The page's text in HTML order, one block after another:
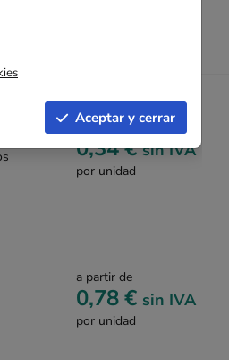
a partir de
0,34 €sin IVA
por unidad
a partir de
0,78 € sin IVA
por unidad
Aceptar y cerrar